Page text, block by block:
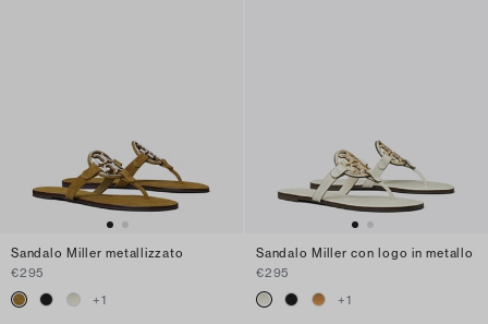
Sandalo Miller metallizzato
€295
+1
Sandalo Miller con logo in metallo
€295
+1